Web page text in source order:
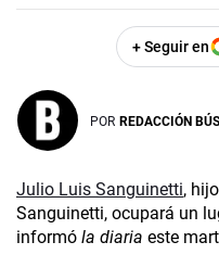
+ Seguir en
POR REDACCIÓN
Julio Luis Sanguinetti,
Sanguinetti, ocupará un
informó la diaria este